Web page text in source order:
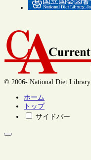
© 2006- National Diet Library
ホーム
トップ
サイドバー